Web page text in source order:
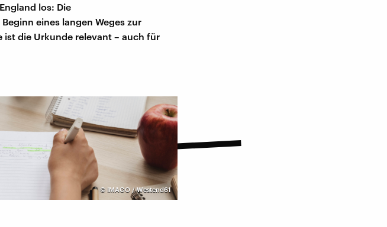
los: Die
eines langen Weges zur
ist die Urkunde relevant – auch für
© IMAGO / Westend61